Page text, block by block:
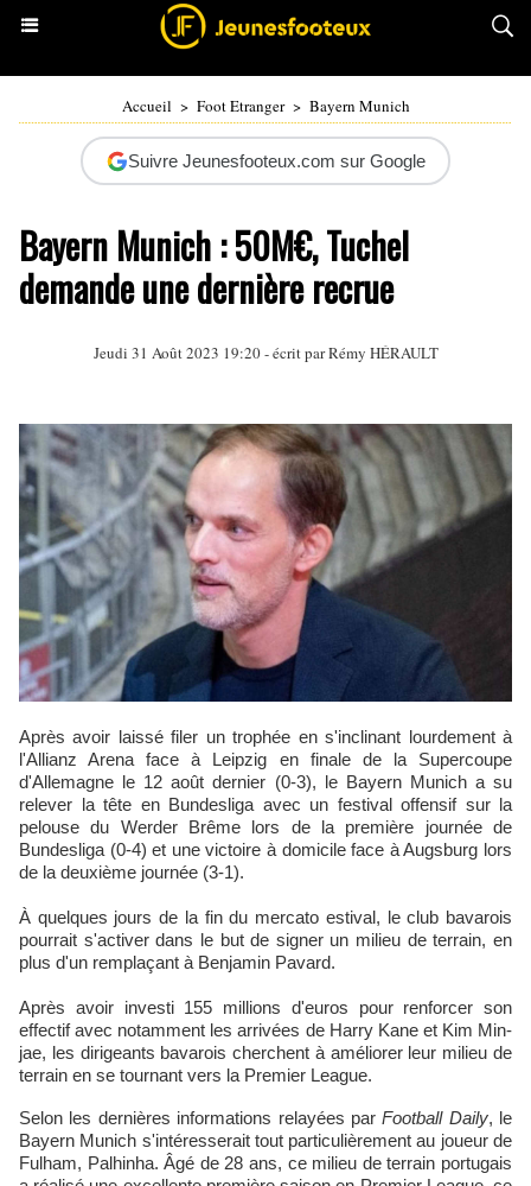
Accueil > Foot Etranger > Bayern Munich
Suivre Jeunesfooteux.com sur Google
Bayern Munich : 50M€, Tuchel
demande une dernière recrue
Jeudi 31 Août 2023 19:20 - écrit parRémy HÉRAULT
Après avoir laissé filer un trophée en s'inclinant lourdement à
l'Allianz Arena face à Leipzig en finale de la Supercoupe
d'Allemagne le 12 août dernier (0-3), le Bayern Munich a su
relever la tête en Bundesliga avec un festival offensif sur la
pelouse du Werder Brême lors de la première journée de
Bundesliga (0-4) et une victoire à domicile face à Augsburg lors
de la deuxième journée (3-1).
À quelques jours de la fin du mercato estival, le club bavarois
pourrait s'activer dans le but de signer un milieu de terrain, en
plus d'un remplaçant à Benjamin Pavard.
Après avoir investi 155 millions d'euros pour renforcer son
effectif avec notamment les arrivées de Harry Kane et Kim Min-
jae, les dirigeants bavarois cherchent à améliorer leur milieu de
terrain en se tournant vers la Premier League.
Selon les dernières informations relayées parFootball Daily, le
Bayern Munich s'intéresserait tout particulièrement au joueur de
Fulham, Palhinha. Âgé de 28 ans, ce milieu de terrain portugais